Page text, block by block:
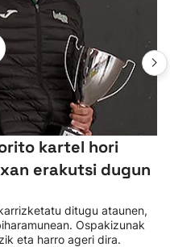
kartel hori
erakutsi dugun
ditugu ataunen,
Ospakizunak
eta harro ageri dira.